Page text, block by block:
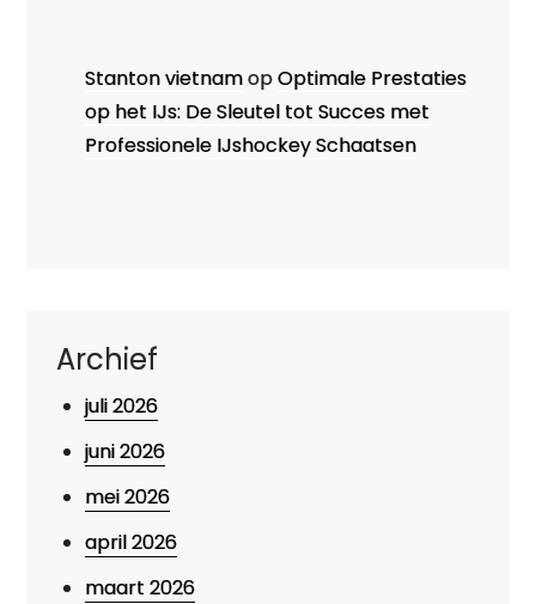
Stanton vietnamopOptimale Prestaties
op het IJs: De Sleutel tot Succes met
Professionele IJshockey Schaatsen
Archief
juli 2026
juni 2026
mei 2026
april 2026
maart 2026